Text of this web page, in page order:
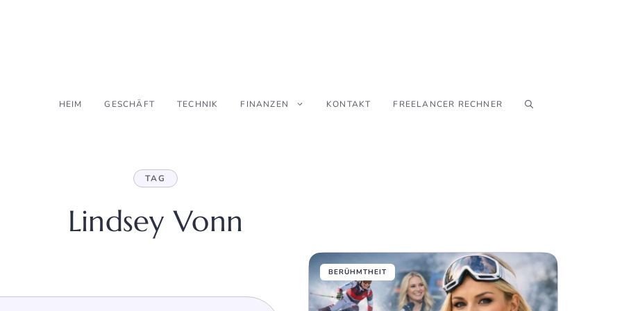
HEIM GESCHÄFT TECHNIK FINANZEN KONTAKT FREELANCER RECHNER
TAG
Lindsey Vonn
BERÜHMTHEIT